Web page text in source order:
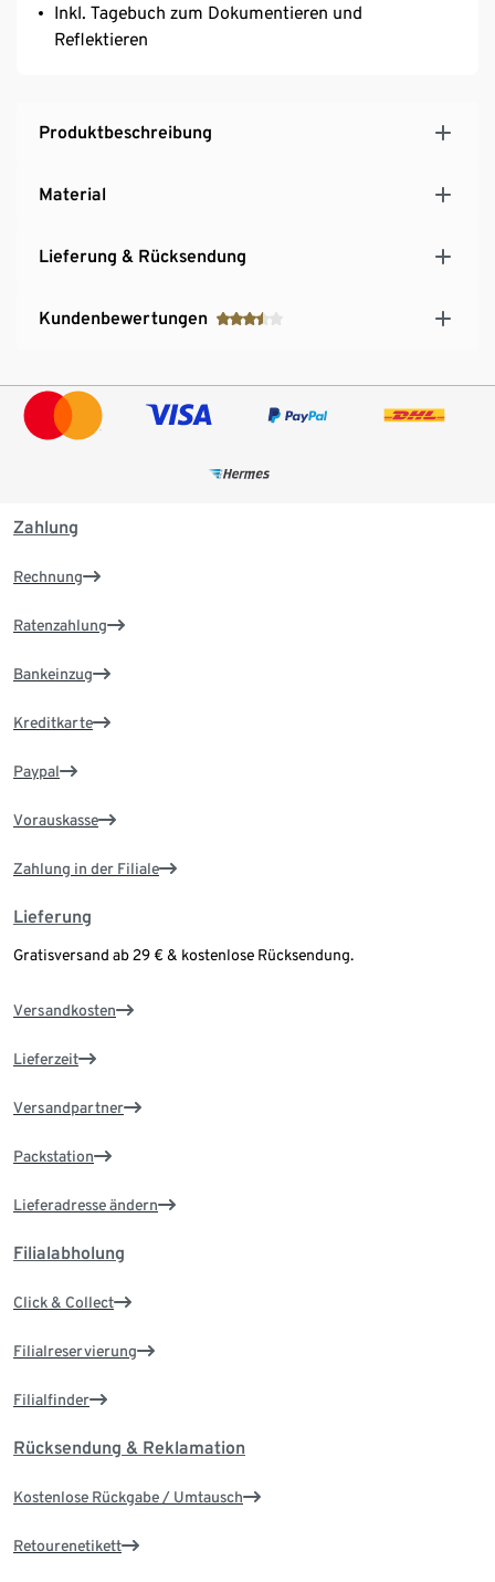
Inkl. Tagebuch zum Dokumentieren und
Reflektieren
Produktbeschreibung
Material
Lieferung & Rücksendung
Kundenbewertungen
Zahlung
Rechnung
Ratenzahlung
Bankeinzug
Kreditkarte
Paypal
Vorauskasse
Zahlung in der Filiale
Lieferung
Gratisversand ab 29 € & kostenlose Rücksendung.
Versandkosten
Lieferzeit
Versandpartner
Packstation
Lieferadresse ändern
Filialabholung
Click & Collect
Filialreservierung
Filialfinder
Rücksendung & Reklamation
Kostenlose Rückgabe / Umtausch
Retourenetikett